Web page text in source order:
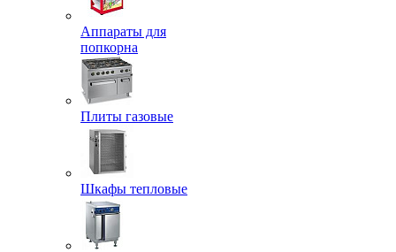
Аппараты для
попкорна
Плиты газовые
Шкафы тепловые